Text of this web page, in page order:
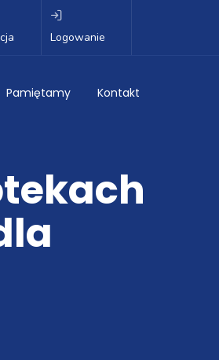
Logowanie
Pamiętamy Kontakt